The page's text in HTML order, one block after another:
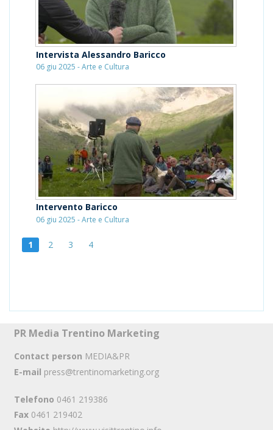
Intervista Alessandro Baricco
06 giu 2025 - Arte e Cultura
Intervento Baricco
06 giu 2025 - Arte e Cultura
1 2 3 4
PR Media Trentino Marketing
Contact person MEDIA&PR
E-mail press@trentinomarketing.org
Telefono 0461 219386
Fax 0461 219402